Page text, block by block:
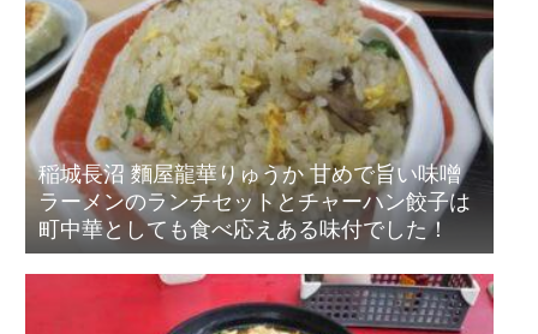
稲城長沼 麵屋龍華りゅうか 甘めで旨い味噌
ラーメンのランチセットとチャーハン餃子は
町中華としても食べ応えある味付でした！